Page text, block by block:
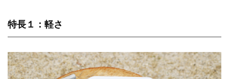
特長１：軽さ